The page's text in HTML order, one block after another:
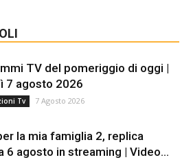
TV del pomeriggio di oggi |
7 agosto 2026
Tv 7 Agosto 2026
la mia famiglia 2, replica
6 agosto in streaming | Video...